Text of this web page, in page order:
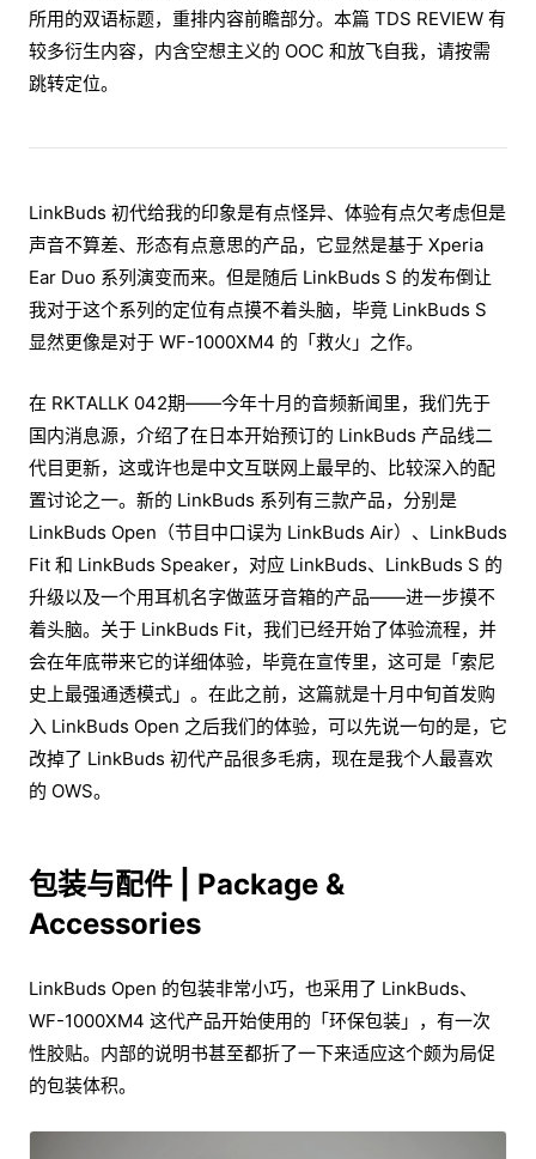
所用的双语标题，重排内容前瞻部分。本篇 TDS REVIEW 有
较多衍生内容，内含空想主义的 OOC 和放飞自我，请按需
跳转定位。
LinkBuds 初代给我的印象是有点怪异、体验有点欠考虑但是
声音不算差、形态有点意思的产品，它显然是基于 Xperia
Ear Duo 系列演变而来。但是随后 LinkBuds S 的发布倒让
我对于这个系列的定位有点摸不着头脑，毕竟 LinkBuds S
显然更像是对于 WF-1000XM4 的「救火」之作。
在 RKTALLK 042期——今年十月的音频新闻里，我们先于
国内消息源，介绍了在日本开始预订的 LinkBuds 产品线二
代目更新，这或许也是中文互联网上最早的、比较深入的配
置讨论之一。新的 LinkBuds 系列有三款产品，分别是
LinkBuds Open（节目中口误为 LinkBuds Air）、LinkBuds
Fit 和 LinkBuds Speaker，对应 LinkBuds、LinkBuds S 的
升级以及一个用耳机名字做蓝牙音箱的产品——进一步摸不
着头脑。关于 LinkBuds Fit，我们已经开始了体验流程，并
会在年底带来它的详细体验，毕竟在宣传里，这可是「索尼
史上最强通透模式」。在此之前，这篇就是十月中旬首发购
入 LinkBuds Open 之后我们的体验，可以先说一句的是，它
改掉了 LinkBuds 初代产品很多毛病，现在是我个人最喜欢
的 OWS。
包装与配件 | Package &
Accessories
LinkBuds Open 的包装非常小巧，也采用了 LinkBuds、
WF-1000XM4 这代产品开始使用的「环保包装」，有一次
性胶贴。内部的说明书甚至都折了一下来适应这个颇为局促
的包装体积。